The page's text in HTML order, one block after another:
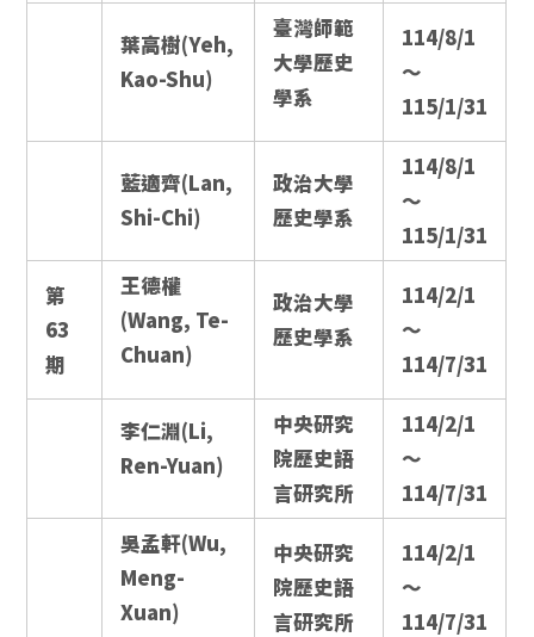
葉高樹(Yeh,
Kao-Shu)
臺灣師範
大學歷史
學系
114/8/1
～
115/1/31
藍適齊(Lan,
Shi-Chi)
政治大學
歷史學系
114/8/1
～
115/1/31
第
63
期
王德權
(Wang, Te-
Chuan)
政治大學
歷史學系
114/2/1
～
114/7/31
李仁淵(Li,
Ren-Yuan)
中央研究
院歷史語
言研究所
114/2/1
～
114/7/31
吳孟軒(Wu,
Meng-
Xuan)
中央研究
院歷史語
言研究所
114/2/1
～
114/7/31